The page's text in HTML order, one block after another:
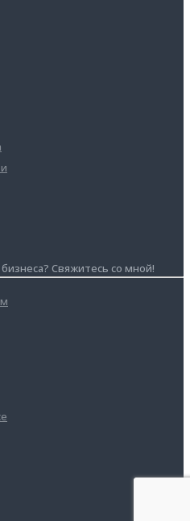
Свяжитесь со мной!